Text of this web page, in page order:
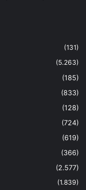
(131)
(5.263)
(185)
(833)
(128)
(724)
(619)
(366)
(2.577)
(1.839)